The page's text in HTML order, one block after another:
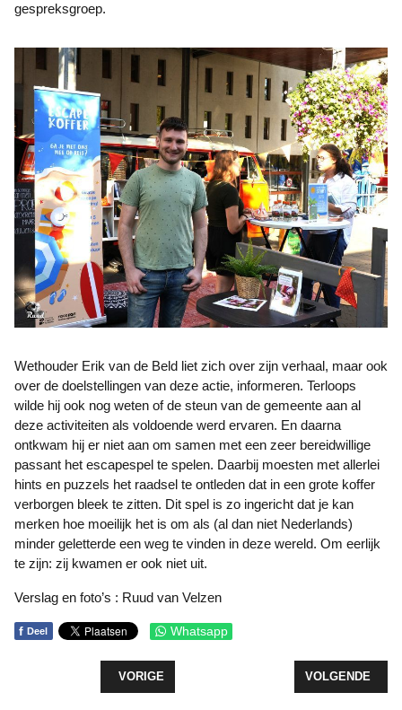
gespreksgroep.
Wethouder Erik van de Beld liet zich over zijn verhaal, maar ook
over de doelstellingen van deze actie, informeren. Terloops
wilde hij ook nog weten of de steun van de gemeente aan al
deze activiteiten als voldoende werd ervaren. En daarna
ontkwam hij er niet aan om samen met een zeer bereidwillige
passant het escapespel te spelen. Daarbij moesten met allerlei
hints en puzzels het raadsel te ontleden dat in een grote koffer
verborgen bleek te zitten. Dit spel is zo ingericht dat je kan
merken hoe moeilijk het is om als (al dan niet Nederlands)
minder geletterde een weg te vinden in deze wereld. Om eerlijk
te zijn: zij kwamen er ook niet uit.
Verslag en foto’s : Ruud van Velzen
f Deel Whatsapp
VORIG ARTIKEL: ELIZE POLDERMAN LOOPT
VORIGE VOLGENDE
VOLGENDE